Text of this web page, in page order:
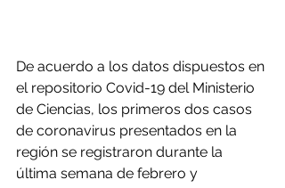
De acuerdo a los datos dispuestos en
el repositorio Covid-19 del Ministerio
de Ciencias, los primeros dos casos
de coronavirus presentados en la
región se registraron durante la
última semana de febrero y